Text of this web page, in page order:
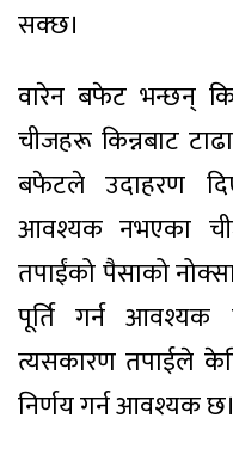
सक्छ।
वारेन बफेट भन्छन्
चीजहरू किन्नबाट
बफेटले उदाहरण
आवश्यक नभएका
तपाईंको पैसाको
पूर्ति गर्न आवश्यक
त्यसकारण तपाईले
निर्णय गर्न आवश्यक छ।